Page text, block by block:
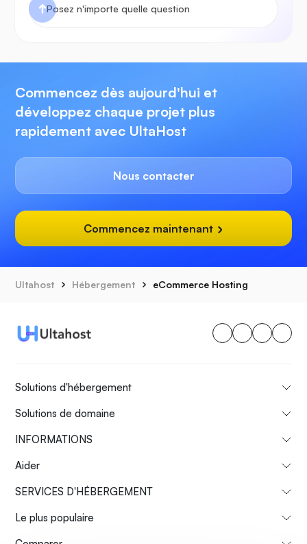
Commencez dès aujourd'hui et
développez chaque projet plus
rapidement avec UltaHost
Nous contacter
Commencez maintenant
Ultahost Hébergement eCommerce Hosting
Solutions d'hébergement
Solutions de domaine
INFORMATIONS
Aider
SERVICES D'HÉBERGEMENT
Le plus populaire